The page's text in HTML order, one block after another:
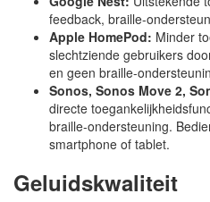
feedback, braille-
Apple HomePod: Minder
slechtziende gebruikers
en geen braille-
Sonos, Sonos Move 2,
directe
braille-ondersteuning.
smartphone of tablet.
Geluidskwaliteit